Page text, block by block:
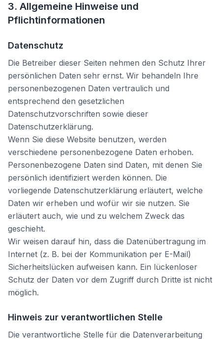
3. Allgemeine Hinweise und
Pflichtinformationen
Datenschutz
Die Betreiber dieser Seiten nehmen den Schutz Ihrer
persönlichen Daten sehr ernst. Wir behandeln Ihre
personenbezogenen Daten vertraulich und
entsprechend den gesetzlichen
Datenschutzvorschriften sowie dieser
Datenschutzerklärung.
Wenn Sie diese Website benutzen, werden
verschiedene personenbezogene Daten erhoben.
Personenbezogene Daten sind Daten, mit denen Sie
persönlich identifiziert werden können. Die
vorliegende Datenschutzerklärung erläutert, welche
Daten wir erheben und wofür wir sie nutzen. Sie
erläutert auch, wie und zu welchem Zweck das
geschieht.
Wir weisen darauf hin, dass die Datenübertragung im
Internet (z. B. bei der Kommunikation per E-Mail)
Sicherheitslücken aufweisen kann. Ein lückenloser
Schutz der Daten vor dem Zugriff durch Dritte ist nicht
möglich.
Hinweis zur verantwortlichen Stelle
Die verantwortliche Stelle für die Datenverarbeitung